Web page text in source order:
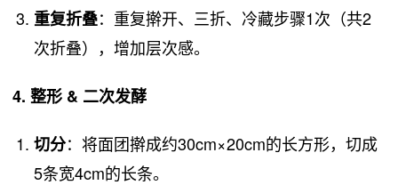
重复折叠：重复擀开、三折、冷藏步骤1次（共2
次折叠），增加层次感。
4. 整形 & 二次发酵
切分：将面团擀成约30cm×20cm的长方形，切成
5条宽4cm的长条。